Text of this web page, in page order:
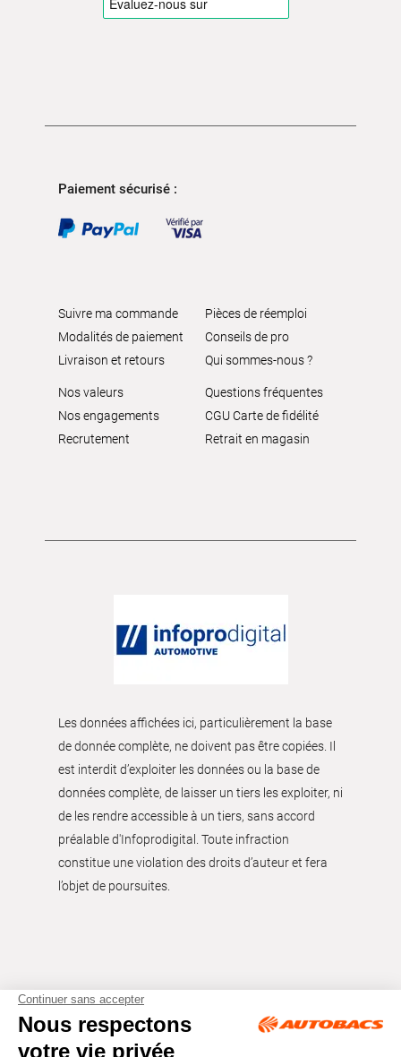
Paiement sécurisé :
Suivre ma commande
Modalités de paiement
Livraison et retours
Pièces de réemploi
Conseils de pro
Qui sommes-nous ?
Nos valeurs
Nos engagements
Recrutement
Questions fréquentes
CGU Carte de fidélité
Retrait en magasin
Les données affichées ici, particulièrement la base
de donnée complète, ne doivent pas être copiées. Il
est interdit d’exploiter les données ou la base de
données complète, de laisser un tiers les exploiter, ni
de les rendre accessible à un tiers, sans accord
préalable d'Infoprodigital. Toute infraction
constitue une violation des droits d’auteur et fera
l’objet de poursuites.